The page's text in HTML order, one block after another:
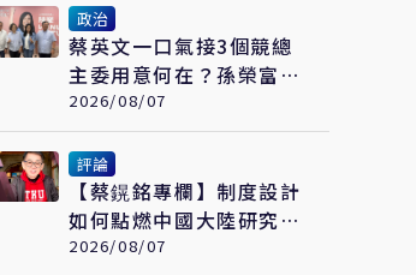
政治
蔡英文一口氣接3個競總
主委用意何在？孫榮富：
想「進場」接黨主席
2026/08/07
評論
【蔡鎤銘專欄】制度設計
如何點燃中國大陸研究型
大學的創新引擎
2026/08/07